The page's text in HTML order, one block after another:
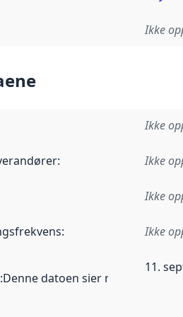
Ikke
Ikke
: Ikke
Ikke
: Ikke
:Denne datoen sier når dataene
11.